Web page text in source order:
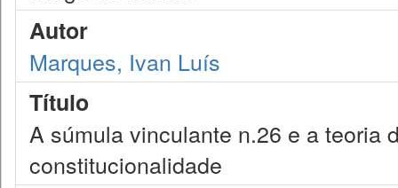
Autor
Marques, Ivan Luís
Título
A súmula vinculante n.26 e a teoria
constitucionalidade